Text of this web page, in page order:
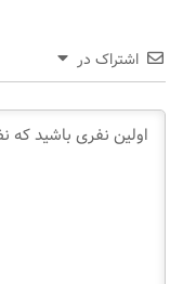
اشتراک در